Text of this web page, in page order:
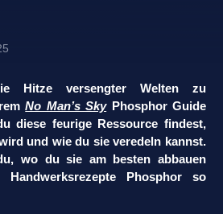
Hitze versengter Welten zu
No Man’s Sky
Phosphor Guide
diese feurige Ressource findest,
und wie du sie veredeln kannst.
wo du sie am besten abbauen
Phosphor so